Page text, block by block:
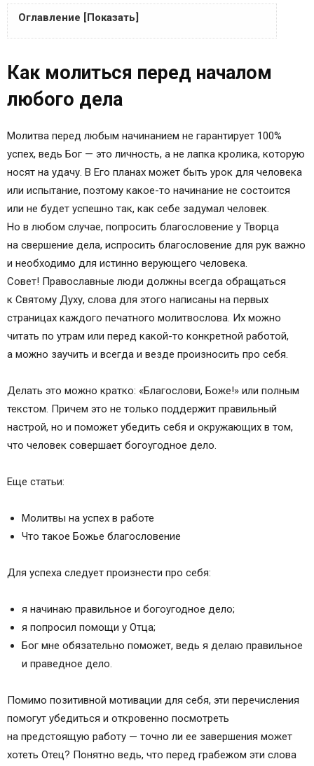
Оглавление [Показать]
Кому можно молиться о начале всякого дела
<img class="aligncenter size-full wp-image-488"
src="https://images2-focus-
url=https%3A%2F%2F1000-molitv.ru%2Fwp-
content%2Fuploads%2F2018%2F09%2Fmolitva-
pered-nachalom-lyubogo-dela-
20.png&amp;container=focus&amp;gadget=a&amp;
no_expand=1&amp;resize_h=0&amp;rewriteMime=i
mage%2F*" alt="молитва перед началом любого
дела" width="704" height="438"> Молитва перед
началом любого дела
Молитва по окончании дела
Наша жизнь — в Его руках
Кому еще можно молиться о начале всякого
Как молиться перед началом
любого дела
Молитва перед любым начинанием не гарантирует 100%
успех, ведь Бог — это личность, а не лапка кролика, которую
носят на удачу. В Его планах может быть урок для человека
или испытание, поэтому какое-то начинание не состоится
или не будет успешно так, как себе задумал человек.
Но в любом случае, попросить благословение у Творца
на свершение дела, испросить благословение для рук важно
и необходимо для истинно верующего человека.
Совет! Православные люди должны всегда обращаться
к Святому Духу, слова для этого написаны на первых
страницах каждого печатного молитвослова. Их можно
читать по утрам или перед какой-то конкретной работой,
а можно заучить и всегда и везде произносить про себя.
Делать это можно кратко: «Благослови, Боже!» или полным
текстом. Причем это не только поддержит правильный
настрой, но и поможет убедить себя и окружающих в том,
что человек совершает богоугодное дело.
Еще статьи:
Молитвы на успех в работе
Что такое Божье благословение
Для успеха следует произнести про себя:
я начинаю правильное и богоугодное дело;
я попросил помощи у Отца;
Бог мне обязательно поможет, ведь я делаю правильное
и праведное дело.
Помимо позитивной мотивации для себя, эти перечисления
помогут убедиться и откровенно посмотреть
на предстоящую работу — точно ли ее завершения может
хотеть Отец? Понятно ведь, что перед грабежом эти слова